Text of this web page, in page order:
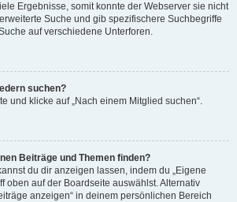
Ergebnisse, somit konnte der Webserver sie nicht
Suche und gib spezifischere Suchbegriffe
auf verschiedene Unterforen.
suchen?
und klicke auf „Nach einem Mitglied suchen“.
Beiträge und Themen finden?
du dir anzeigen lassen, indem du „Eigene
oben auf der Boardseite auswählst. Alternativ
anzeigen“ in deinem persönlichen Bereich